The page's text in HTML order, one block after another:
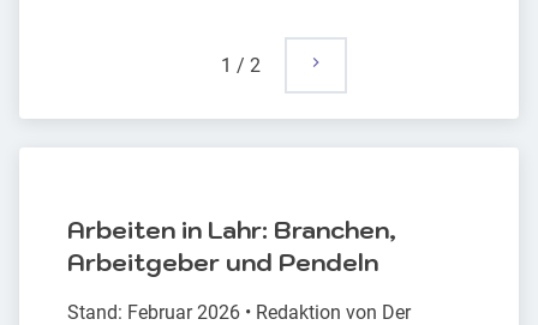
1 / 2
Arbeiten in Lahr: Branchen,
Arbeitgeber und Pendeln
Stand: Februar 2026 • Redaktion von Der